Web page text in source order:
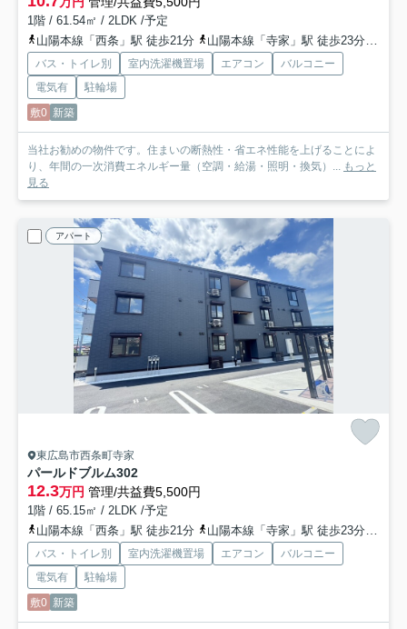
1階 / 61.54㎡ / 2LDK /予定
山陽本線「西条」駅 徒歩21分
山陽本線「寺家」駅 徒歩23分
バス・トイレ別 室内洗濯機置場 エアコン
バルコニー
電気有
駐輪場
敷0 新築
当社お勧めの物件です。住まいの断熱性・省エネ性能を上げることによ
り、年間の一次消費エネルギー量（空調・給湯・照明・換気）... もっと
見る
アパート
東広島市西条町寺家
パールドブルム302
12.3万円 管理/共益費5,500円
1階 / 65.15㎡ / 2LDK /予定
山陽本線「西条」駅 徒歩21分
山陽本線「寺家」駅 徒歩23分
バス・トイレ別 室内洗濯機置場 エアコン
バルコニー
電気有
駐輪場
敷0 新築